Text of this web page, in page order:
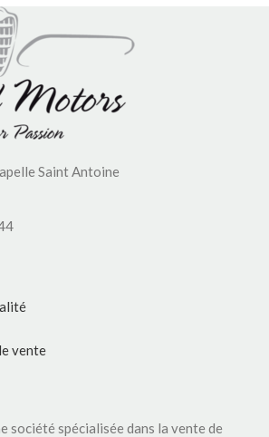
Saint Antoine
vente
société spécialisée dans la vente de